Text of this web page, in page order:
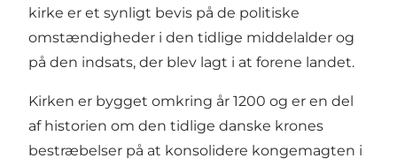
kirke er et synligt bevis på de politiske
omstændigheder i den tidlige middelalder og
på den indsats, der blev lagt i at forene landet.
Kirken er bygget omkring år 1200 og er en del
af historien om den tidlige danske krones
bestræbelser på at konsolidere kongemagten i